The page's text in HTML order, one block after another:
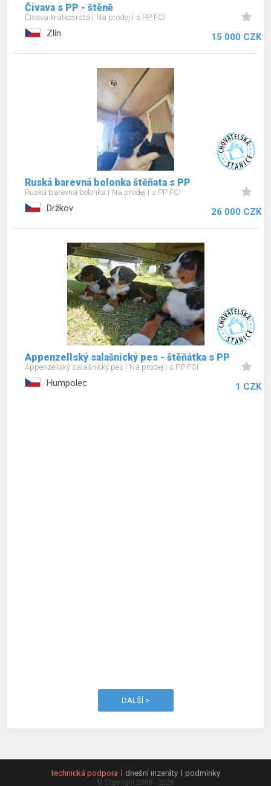
Čivava s PP - štěně
Čivava krátkosrstá Na prodej s PP FCI
Zlín 15 000 CZK
Ruská barevná bolonka štěňata s PP
Ruská barevná bolonka Na prodej s PP FCI
Držkov 26 000 CZK
Appenzellský salašnický pes - štěňátka s PP
Appenzellský salašnický pes Na prodej s PP FCI
Humpolec 1 CZK
DALŠÍ >
technická podpora dnešní inzeráty podmínky
© Copyright 2008 - 2026